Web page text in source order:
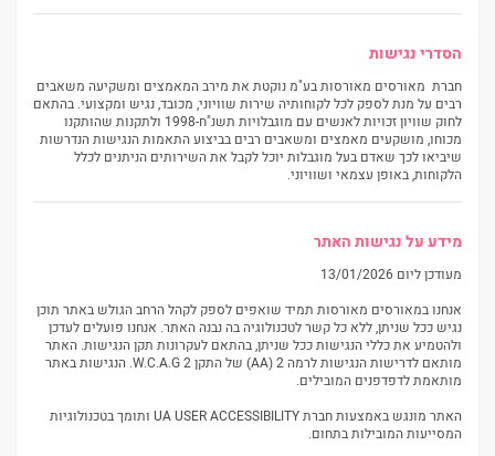
הסדרי נגישות
חברת מאורסים מאורסות בע"מ נוקטת את מירב המאמצים ומשקיעה משאבים
רבים על מנת לספק לכל לקוחותיה שירות שוויוני, מכובד, נגיש ומקצועי. בהתאם
לחוק שוויון זכויות לאנשים עם מוגבלויות תשנ"ח-1998 ולתקנות שהותקנו
מכוחו, מושקעים מאמצים ומשאבים רבים בביצוע התאמות הנגישות הנדרשות
שיביאו לכך שאדם בעל מוגבלות יוכל לקבל את השירותים הניתנים לכלל
הלקוחות, באופן עצמאי ושוויוני.
מידע על נגישות האתר
מעודכן ליום ‏13/01/2026
אנחנו במאורסים מאורסות תמיד שואפים לספק לקהל הרחב הגולש באתר תוכן
נגיש ככל שניתן, ללא כל קשר לטכנולוגיה בה נבנה האתר. אנחנו פועלים לעדכן
ולהטמיע את כללי הנגישות ככל שניתן, בהתאם לעקרונות תקן הנגישות. האתר
מותאם לדרישות הנגישות לרמה 2 (AA) של התקן W.C.A.G 2. הנגישות באתר
מותאמת לדפדפנים המובילים.
האתר מונגש באמצעות חברת UA USER ACCESSIBILITY ותומך בטכנולוגיות
המסייעות המובילות בתחום.